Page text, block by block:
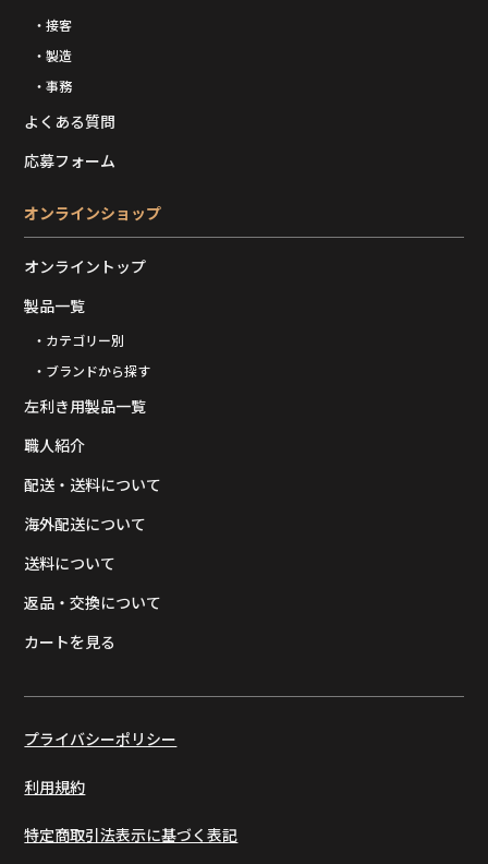
・接客
・製造
・事務
よくある質問
応募フォーム
オンラインショップ
オンライントップ
製品一覧
・カテゴリー別
・ブランドから探す
左利き用製品一覧
職人紹介
配送・送料について
海外配送について
送料について
返品・交換について
カートを見る
プライバシーポリシー
利用規約
特定商取引法表示に基づく表記